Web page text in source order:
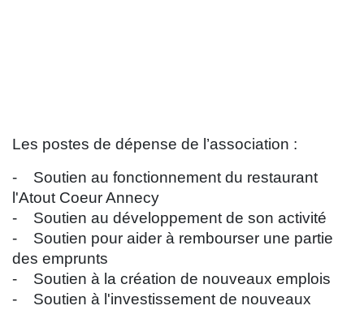
Les postes de dépense de l’association :
- Soutien au fonctionnement du restaurant
l'Atout Coeur Annecy
- Soutien au développement de son activité
- Soutien pour aider à rembourser une partie
des emprunts
- Soutien à la création de nouveaux emplois
- Soutien à l'investissement de nouveaux